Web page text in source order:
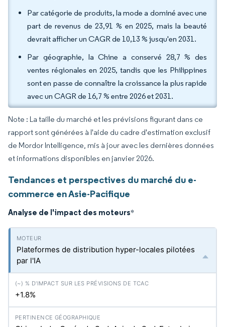
Par catégorie de produits, la mode a dominé avec une
part de revenus de 23,91 % en 2025, mais la beauté
devrait afficher un CAGR de 10,13 % jusqu'en 2031.
Par géographie, la Chine a conservé 28,7 % des
ventes régionales en 2025, tandis que les Philippines
sont en passe de connaître la croissance la plus rapide
avec un CAGR de 16,7 % entre 2026 et 2031.
Note : La taille du marché et les prévisions figurant dans ce
rapport sont générées à l'aide du cadre d'estimation exclusif
de Mordor Intelligence, mis à jour avec les dernières données
et informations disponibles en janvier 2026.
Tendances et perspectives du marché du e-
commerce en Asie-Pacifique
Analyse de l'impact des moteurs*
Plateformes de distribution hyper-locales pilotées
par l'IA
+1.8%